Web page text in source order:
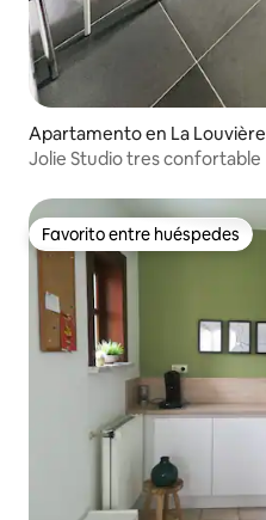
Apartamento en La Louvière
Jolie Studio tres confortable
Favorito entre huéspedes
Favorito entre huéspedes